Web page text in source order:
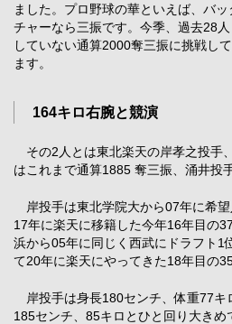
ました。プロ野球の華といえば、バ
チャーなら三振です。今季、過去28
していない通算2000奪三振に挑戦し
ます。
164キロ右腕と競演
その2人とは東北楽天の岸孝之投手
はこれまで通算1885 奪三振、涌井投
岸投手は東北学院大から07年に希望
17年に楽天に移籍した今年16年目の
浜から05年に同じく西武にドラフト1
て20年に楽天にやってきた18年目の35
岸投手は身長180センチ、体重77キ
185センチ、85キロとひと回り大きめ